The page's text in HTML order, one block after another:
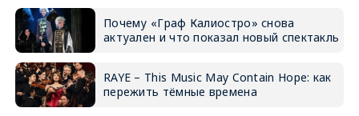
Почему «Граф Калиостро» снова
актуален и что показал новый спектакль
RAYE – This Music May Contain Hope: как
пережить тёмные времена